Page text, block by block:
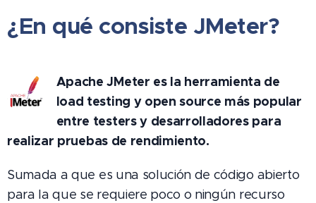
¿En qué consiste JMeter?
Apache JMeter es la herramienta de
load testing y open source más popular
entre testers y desarrolladores para
realizar pruebas de rendimiento.
Sumada a que es una solución de código abierto
para la que se requiere poco o ningún recurso